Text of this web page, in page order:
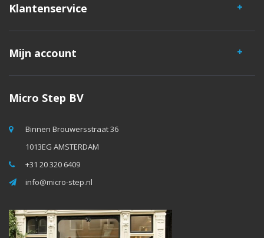
Klantenservice
Mijn account
Micro Step BV
Binnen Brouwersstraat 36
1013EG AMSTERDAM
+31 20 320 6409
info@micro-step.nl